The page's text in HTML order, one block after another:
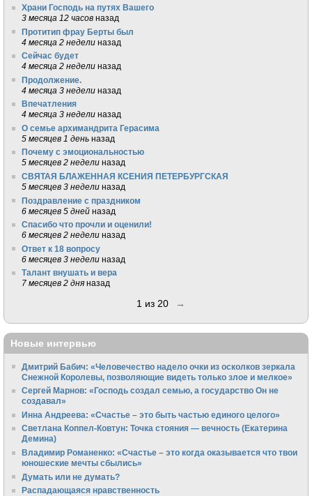
Храни Господь на путях Вашего
3 месяца 12 часов назад
Протитип фрау Берты был
4 месяца 2 недели назад
Сейчас будет
4 месяца 2 недели назад
Продолжение.
4 месяца 3 недели назад
Впечатления
4 месяца 3 недели назад
О семье архимандрита Герасима
5 месяцев 1 день назад
Почему с эмоциональностью
5 месяцев 2 недели назад
СВЯТАЯ БЛАЖЕННАЯ КСЕНИЯ ПЕТЕРБУРГСКАЯ
5 месяцев 3 недели назад
Поздравление с праздником
6 месяцев 5 дней назад
Спасибо что прочли и оценили!
6 месяцев 2 недели назад
Ответ к 18 вопросу
6 месяцев 3 недели назад
Талант внушать и вера
7 месяцев 2 дня назад
1 из 20 →
Новые интервью
Дмитрий Бабич: «Человечество надело очки из осколков зеркала
Снежной Королевы, позволяющие видеть только злое и мелкое»
Сергей Марнов: «Господь создал семью, а государство Он не
создавал»
Инна Андреева: «Счастье – это быть частью единого целого»
Светлана Коппел-Ковтун: Точка стояния — вечность (Екатерина
Демина)
Владимир Романенко: «Счастье – это когда оказывается что твои
юношеские мечты сбылись»
Думать или не думать?
Распадающаяся нравственность